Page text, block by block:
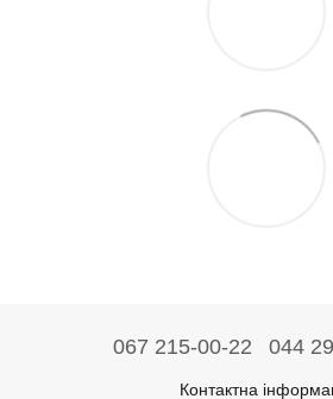
067 215-00-22 044
Контактна